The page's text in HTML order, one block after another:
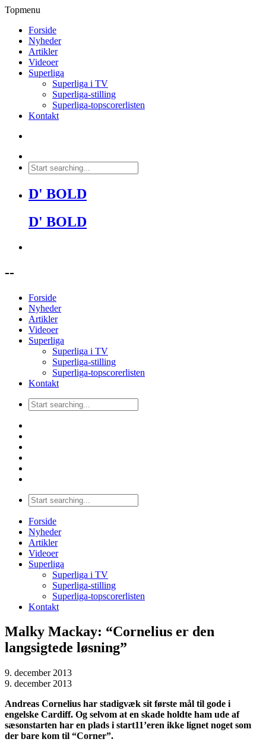
Topmenu
Forside
Nyheder
Artikler
Videoer
Superliga
Superliga i TV
Superliga-stilling
Superliga-topscorerlisten
Kontakt
D' BOLD
D' BOLD
--
Forside
Nyheder
Artikler
Videoer
Superliga
Superliga i TV
Superliga-stilling
Superliga-topscorerlisten
Kontakt
Forside
Nyheder
Artikler
Videoer
Superliga
Superliga i TV
Superliga-stilling
Superliga-topscorerlisten
Kontakt
Malky Mackay: “Cornelius er den
langsigtede løsning”
9. december 2013
9. december 2013
Andreas Cornelius har stadigvæk sit første mål til gode i
engelske Cardiff. Og selvom at en skade holdte ham ude af
sæsonstarten har en plads i start11’eren ikke lignet noget som
der bare kom til “Corner”.